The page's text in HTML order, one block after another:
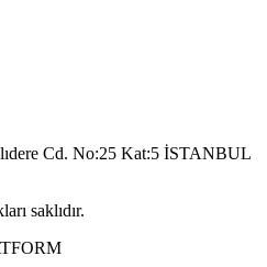
Cd. No:25 Kat:5 İSTANBUL
saklıdır.